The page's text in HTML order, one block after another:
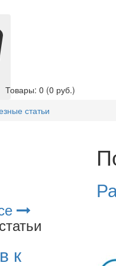
Товары: 0 (0 руб.)
статьи
к